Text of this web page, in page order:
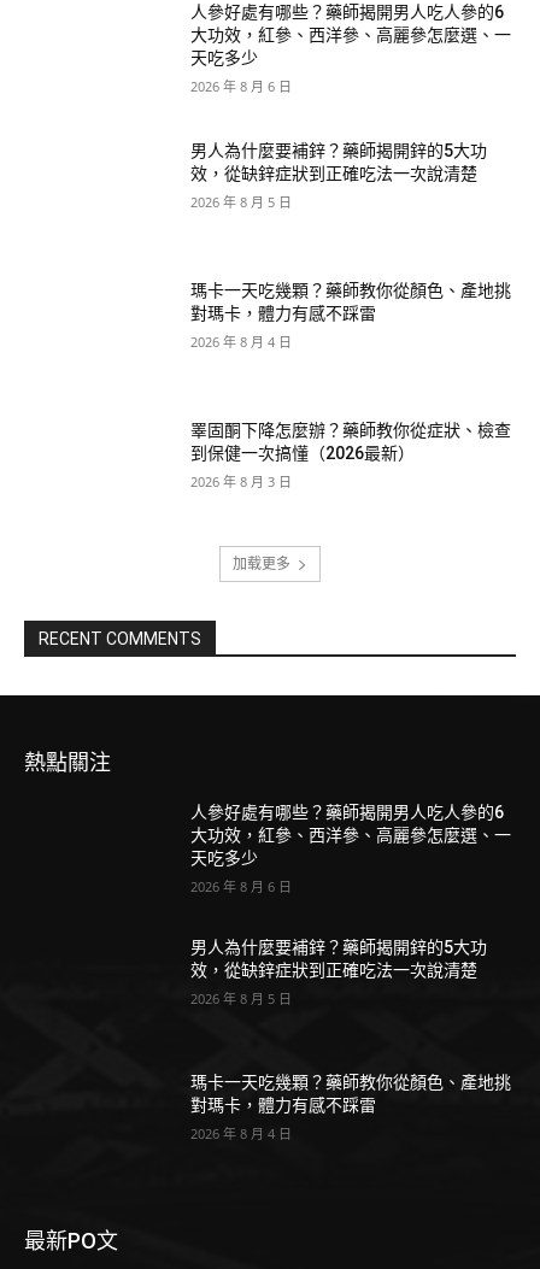
人參好處有哪些？藥師揭開男人吃人參的6
大功效，紅參、西洋參、高麗參怎麼選、一
天吃多少
2026 年 8 月 6 日
男人為什麼要補鋅？藥師揭開鋅的5大功
效，從缺鋅症狀到正確吃法一次說清楚
2026 年 8 月 5 日
瑪卡一天吃幾顆？藥師教你從顏色、產地挑
對瑪卡，體力有感不踩雷
2026 年 8 月 4 日
睪固酮下降怎麼辦？藥師教你從症狀、檢查
到保健一次搞懂（2026最新）
2026 年 8 月 3 日
加载更多
RECENT COMMENTS
熱點關注
人參好處有哪些？藥師揭開男人吃人參的6
大功效，紅參、西洋參、高麗參怎麼選、一
天吃多少
2026 年 8 月 6 日
男人為什麼要補鋅？藥師揭開鋅的5大功
效，從缺鋅症狀到正確吃法一次說清楚
2026 年 8 月 5 日
瑪卡一天吃幾顆？藥師教你從顏色、產地挑
對瑪卡，體力有感不踩雷
2026 年 8 月 4 日
最新PO文